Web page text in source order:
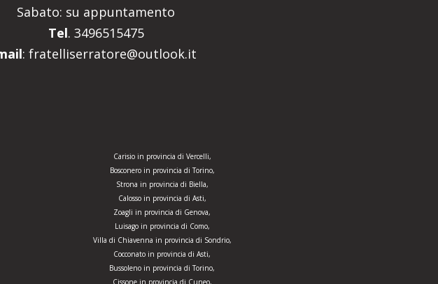
Sabato: su appuntamento
Tel. 3496515475
: fratelliserratore@outlook.it
Carisio in provincia di Vercelli,
Bosconero in provincia di Torino,
Strona in provincia di Biella,
Calosso in provincia di Asti,
Zoagli in provincia di Genova,
Luisago in provincia di Como,
Villa di Chiavenna in provincia di Sondrio,
Cocconato in provincia di Asti,
Bussoleno in provincia di Torino,
Cissone in provincia di Cuneo,